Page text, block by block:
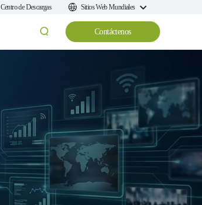
Centro de Descargas Sitios Web Mundiales
Contáctenos